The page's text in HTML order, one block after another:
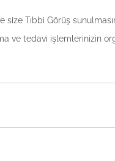
Tıbbi Görüş
ve tedavi işlemlerinizin